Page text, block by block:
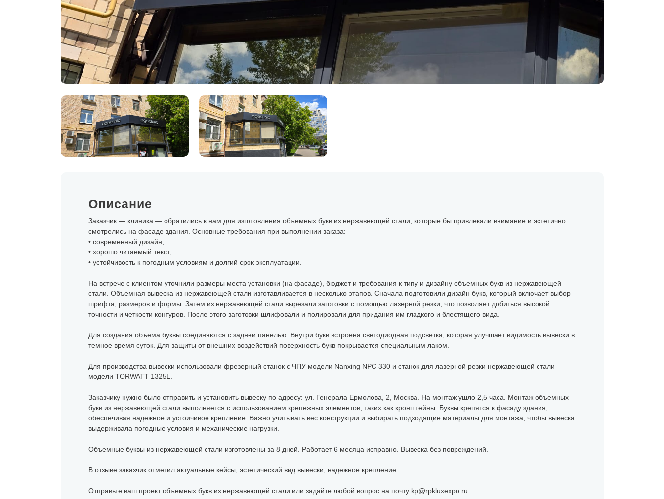
Описание
Заказчик — клиника — обратились к нам для изготовления объемных букв из нержавеющей стали, которые бы привлекали внимание и эстетично
смотрелись на фасаде здания. Основные требования при выполнении заказа:
• современный дизайн;
• хорошо читаемый текст;
• устойчивость к погодным условиям и долгий срок эксплуатации.
На встрече с клиентом уточнили размеры места установки (на фасаде), бюджет и требования к типу и дизайну объемных букв из нержавеющей
стали. Объемная вывеска из нержавеющей стали изготавливается в несколько этапов. Сначала подготовили дизайн букв, который включает выбор
шрифта, размеров и формы. Затем из нержавеющей стали вырезали заготовки с помощью лазерной резки, что позволяет добиться высокой
точности и четкости контуров. После этого заготовки шлифовали и полировали для придания им гладкого и блестящего вида.
Для создания объема буквы соединяются с задней панелью. Внутри букв встроена светодиодная подсветка, которая улучшает видимость вывески в
темное время суток. Для защиты от внешних воздействий поверхность букв покрывается специальным лаком.
Для производства вывески использовали фрезерный станок с ЧПУ модели Nanxing NPC 330 и станок для лазерной резки нержавеющей стали
модели TORWATT 1325L.
Заказчику нужно было отправить и установить вывеску по адресу: ул. Генерала Ермолова, 2, Москва. На монтаж ушло 2,5 часа. Монтаж объемных
букв из нержавеющей стали выполняется с использованием крепежных элементов, таких как кронштейны. Буквы крепятся к фасаду здания,
обеспечивая надежное и устойчивое крепление. Важно учитывать вес конструкции и выбирать подходящие материалы для монтажа, чтобы вывеска
выдерживала погодные условия и механические нагрузки.
Объемные буквы из нержавеющей стали изготовлены за 8 дней. Работает 6 месяца исправно. Вывеска без повреждений.
В отзыве заказчик отметил актуальные кейсы, эстетический вид вывески, надежное крепление.
Отправьте ваш проект объемных букв из нержавеющей стали или задайте любой вопрос на почту kp@rpkluxexpo.ru.